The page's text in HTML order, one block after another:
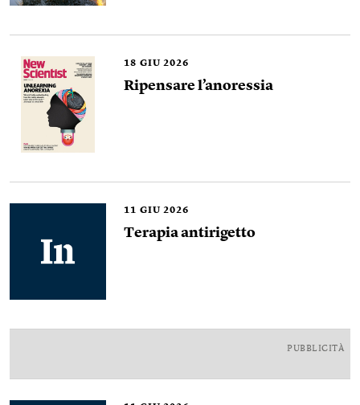
18 GIU 2026
Ripensare l’anoressia
11 GIU 2026
Terapia antirigetto
PUBBLICITÀ